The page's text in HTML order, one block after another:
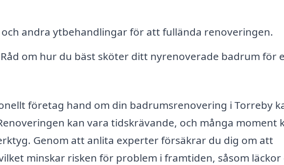
andra ytbehandlingar för att fullända renoveringen.
Råd om hur du bäst sköter ditt nyrenoverade badrum för
företag hand om din badrumsrenovering i Torreby
kan vara tidskrävande, och många moment
Genom att anlita experter försäkrar du dig om att
minskar risken för problem i framtiden, såsom läckor